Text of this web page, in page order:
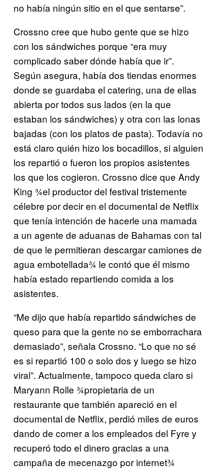
no había ningún sitio en el que sentarse”.
Crossno cree que hubo gente que se hizo
con los sándwiches porque “era muy
complicado saber dónde había que ir”.
Según asegura, había dos tiendas enormes
donde se guardaba el catering, una de ellas
abierta por todos sus lados (en la que
estaban los sándwiches) y otra con las lonas
bajadas (con los platos de pasta). Todavía no
está claro quién hizo los bocadillos, si alguien
los repartió o fueron los propios asistentes
los que los cogieron. Crossno dice que Andy
King ¾el productor del festival tristemente
célebre por decir en el documental de Netflix
que tenía intención de hacerle una mamada
a un agente de aduanas de Bahamas con tal
de que le permitieran descargar camiones de
agua embotellada¾ le contó que él mismo
había estado repartiendo comida a los
asistentes.
“Me dijo que había repartido sándwiches de
queso para que la gente no se emborrachara
demasiado”, señala Crossno. “Lo que no sé
es si repartió 100 o solo dos y luego se hizo
viral”. Actualmente, tampoco queda claro si
Maryann Rolle ¾propietaria de un
restaurante que también apareció en el
documental de Netflix, perdió miles de euros
dando de comer a los empleados del Fyre y
recuperó todo el dinero gracias a una
campaña de mecenazgo por internet¾